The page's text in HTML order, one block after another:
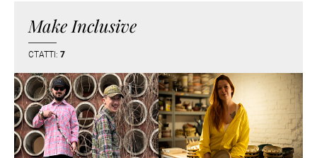
Make Inclusive
СТАТТІ: 7